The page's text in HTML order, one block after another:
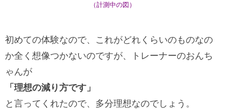
（計測中の図）
初めての体験なので、これがどれくらいのものなの
か全く想像つかないのですが、トレーナーのおんち
ゃんが
「理想の減り方です」
と言ってくれたので、多分理想なのでしょう。